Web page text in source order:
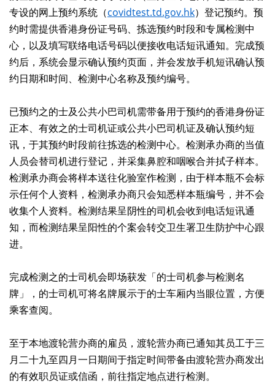
专设的网上预约系统（covidtest.td.gov.hk）登记预约。预
约时需提供香港身份证号码、拣选预约时段和专属检测中
心，以及填写联络电话号码以便接收电话短讯通知。完成预
约后，系统会显示确认预约页面，并会发放手机短讯确认预
约日期和时间、检测中心名称及预约编号。
已预约之的士及公共小巴司机需带备用于预约的香港身份证
正本、有效之的士司机证或公共小巴司机证及确认预约短
讯，于其预约时段前往拣选的检测中心。检测承办商的当值
人员会替司机进行登记，并采集鼻腔和咽喉合并拭子样本。
检测承办商会将样本送往化验室作检测，由于样本瓶不会标
示任何个人资料，检测承办商只会知悉样本瓶编号，并不会
收集个人资料。检测结果呈阴性的司机会收到电话短讯通
知，而检测结果呈阳性的个案会转交卫生署卫生防护中心跟
进。
完成检测之的士司机会即场获发「的士司机参与检测名
牌」，的士司机可将名牌展示于的士车厢内当眼位置，方便
乘客查阅。
至于本地渡轮营办商的雇员，渡轮营办商已通知其员工于三
月二十九至四月一日期间于指定时间带备由渡轮营办商发出
的有效职员证或信函，前往指定地点进行检测。